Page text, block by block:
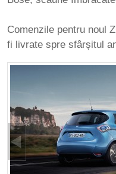
Comenzile pentru noul
fi livrate spre sfârșitul